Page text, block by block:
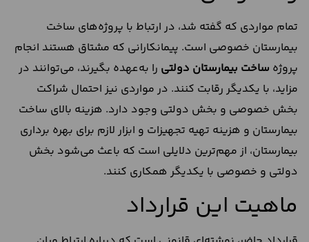
تمام مواردی که گفته شد، در ارتباط با پروژه‌های ساخت
بیمارستان خصوصی است. پیمانکارانی که مشتاق هستند انجام
پروژه ساخت بیمارستان دولتی را به‌عهده بگیرند، می‌توانند در
مزاید، با یکدیگر رقابت کنند. در مواردی نیز احتمال شراکت
بخش خصوصی و بخش دولتی وجود دارد. هزینه بالای ساخت
بیمارستان و هزینه تهیه تجهیزات و ابزار لازم برای بهره برداری
بیمارستان، از مهم‌ترین دلایلی است که باعث می‌شود بخش
دولتی و خصوصی با یکدیگر همکاری کنند.
ماهیت این قرارداد